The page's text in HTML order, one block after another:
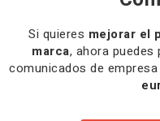
Si quieres mejorar el
marca, ahora
comunicados de